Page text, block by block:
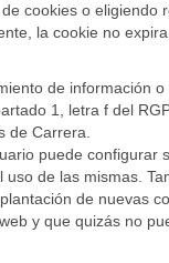
cookies o
la cookie no
de información
1, letra f del
de Carrera.
puede
de las mismas.
de nuevas
y que quizás no